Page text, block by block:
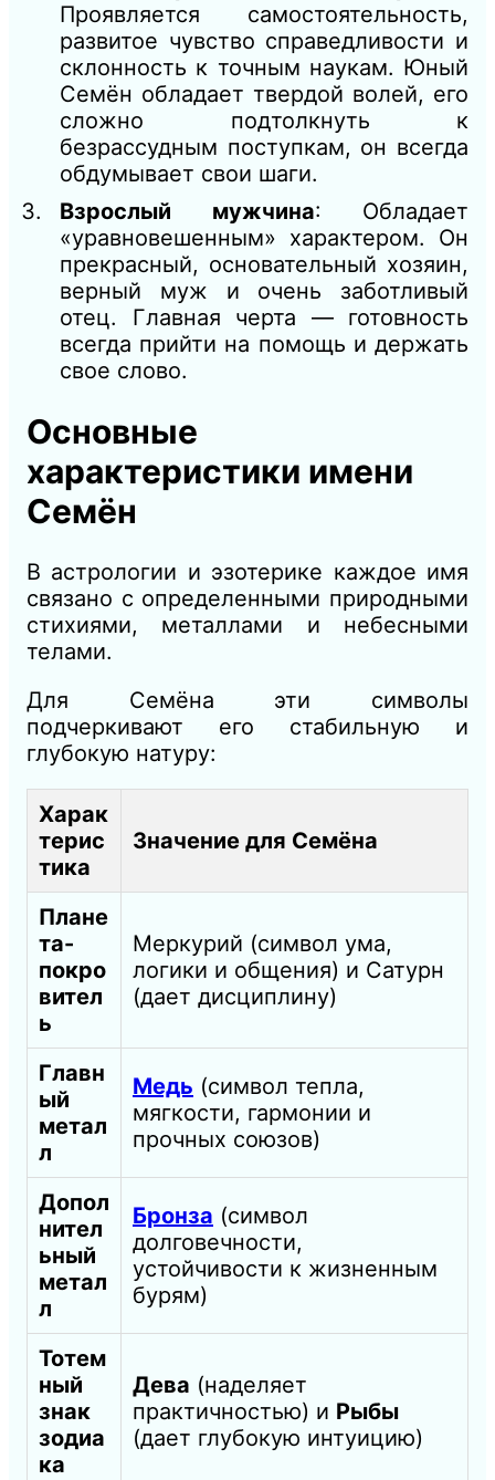
Проявляется самостоятельность,
развитое чувство справедливости и
склонность к точным наукам. Юный
Семён обладает твердой волей, его
сложно подтолкнуть к
безрассудным поступкам, он всегда
обдумывает свои шаги.
Взрослый мужчина: Обладает
«уравновешенным» характером. Он
прекрасный, основательный хозяин,
верный муж и очень заботливый
отец. Главная черта — готовность
всегда прийти на помощь и держать
свое слово.
Основные
характеристики имени
Семён
В астрологии и эзотерике каждое имя
связано с определенными природными
стихиями, металлами и небесными
телами.
Для Семёна эти символы
подчеркивают его стабильную и
глубокую натуру:
Харак
терис
тика
Значение для Семёна
Плане
та-
покро
вител
ь
Меркурий (символ ума,
логики и общения) и Сатурн
(дает дисциплину)
Главн
ый
метал
л
Медь (символ тепла,
мягкости, гармонии и
прочных союзов)
Допол
нител
ьный
метал
л
Бронза (символ
долговечности,
устойчивости к жизненным
бурям)
Тотем
ный
знак
зодиа
ка
Дева (наделяет
практичностью) и Рыбы
(дает глубокую интуицию)